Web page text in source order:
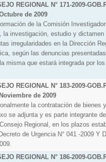
REGIONAL N° 171-2009-
de 2009
de la Comisión
la investigación, estudio y dictamen
irregularidades en la Dirección
según las denuncias
misma que estará integrada por los
REGIONAL N° 183-2009-
de 2009
la contratación de bienes y
se adjunta y es parte integrante del
Regional, en los plazos
de Urgencia N° 041 -2009 Y
REGIONAL N° 186-2009-